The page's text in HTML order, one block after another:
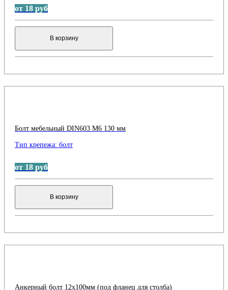
от 18 руб
В корзину
Болт мебельный DIN603 М6 130 мм
Тип крепежа: болт
от 18 руб
В корзину
Анкерный болт 12х100мм (под фланец для столба)